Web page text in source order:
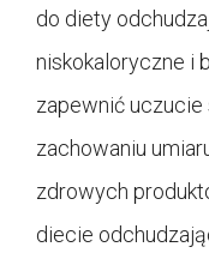
do diety
niskokaloryczne i
zapewnić uczucie
zachowaniu
zdrowych
diecie